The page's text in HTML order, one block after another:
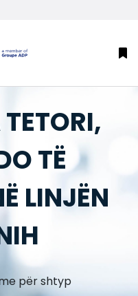
TË
LINJËN
për shtyp